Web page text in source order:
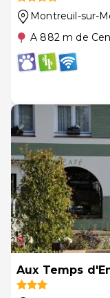
Montreuil-sur-
A 882 m de
Aux Temps